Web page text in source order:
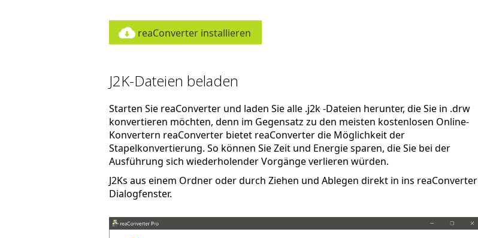
reaConverter installieren
J2K-Dateien beladen
Starten Sie reaConverter und laden Sie alle .j2k -Dateien herunter, die Sie in .drw
konvertieren möchten, denn im Gegensatz zu den meisten kostenlosen Online-
Konvertern reaConverter bietet reaConverter die Möglichkeit der
Stapelkonvertierung. So können Sie Zeit und Energie sparen, die Sie bei der
Ausführung sich wiederholender Vorgänge verlieren würden.
J2Ks aus einem Ordner oder durch Ziehen und Ablegen direkt in ins reaConverter
Dialogfenster.